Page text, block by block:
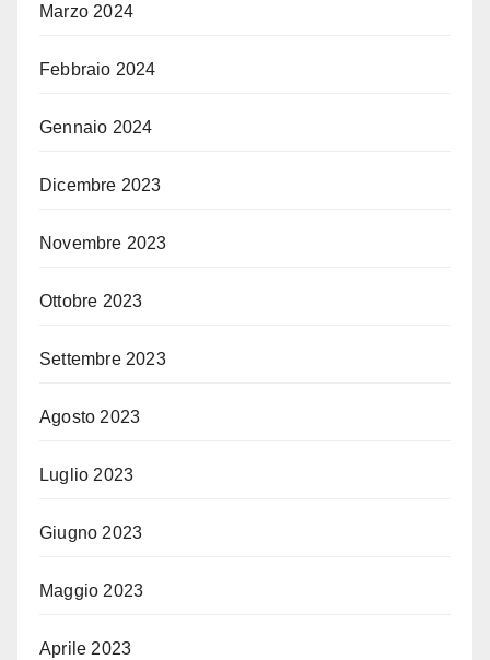
Marzo 2024
Febbraio 2024
Gennaio 2024
Dicembre 2023
Novembre 2023
Ottobre 2023
Settembre 2023
Agosto 2023
Luglio 2023
Giugno 2023
Maggio 2023
Aprile 2023